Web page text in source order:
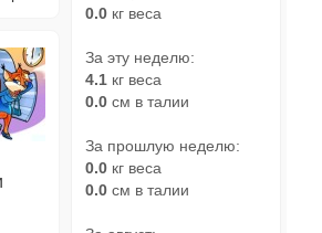
0.0 кг веса
За эту неделю:
4.1 кг веса
0.0 см в талии
За прошлую неделю:
0.0 кг веса
0.0 см в талии